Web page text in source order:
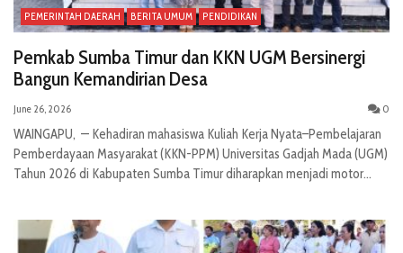
PEMERINTAH DAERAH BERITA UMUM PENDIDIKAN
Pemkab Sumba Timur dan KKN UGM Bersinergi
Bangun Kemandirian Desa
June 26, 2026 0
WAINGAPU, — Kehadiran mahasiswa Kuliah Kerja Nyata–Pembelajaran
Pemberdayaan Masyarakat (KKN-PPM) Universitas Gadjah Mada (UGM)
Tahun 2026 di Kabupaten Sumba Timur diharapkan menjadi motor...